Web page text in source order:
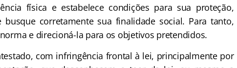
física e estabelece condições para sua proteção,
corretamente sua finalidade social. Para tanto,
e direcioná-la para os objetivos pretendidos.
com infringência frontal à lei, principalmente por